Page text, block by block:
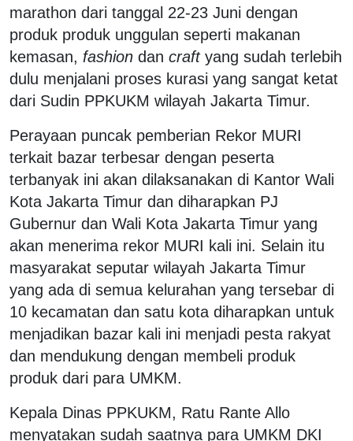
marathon dari tanggal 22-23 Juni dengan
produk produk unggulan seperti makanan
kemasan, fashion dan craftyang sudah terlebih
dulu menjalani proses kurasi yang sangat ketat
dari Sudin PPKUKM wilayah Jakarta Timur.
Perayaan puncak pemberian Rekor MURI
terkait bazar terbesar dengan peserta
terbanyak ini akan dilaksanakan di Kantor Wali
Kota Jakarta Timur dan diharapkan PJ
Gubernur dan Wali Kota Jakarta Timur yang
akan menerima rekor MURI kali ini. Selain itu
masyarakat seputar wilayah Jakarta Timur
yang ada di semua kelurahan yang tersebar di
10 kecamatan dan satu kota diharapkan untuk
menjadikan bazar kali ini menjadi pesta rakyat
dan mendukung dengan membeli produk
produk dari para UMKM.
Kepala Dinas PPKUKM, Ratu Rante Allo
menyatakan sudah saatnya para UMKM DKI